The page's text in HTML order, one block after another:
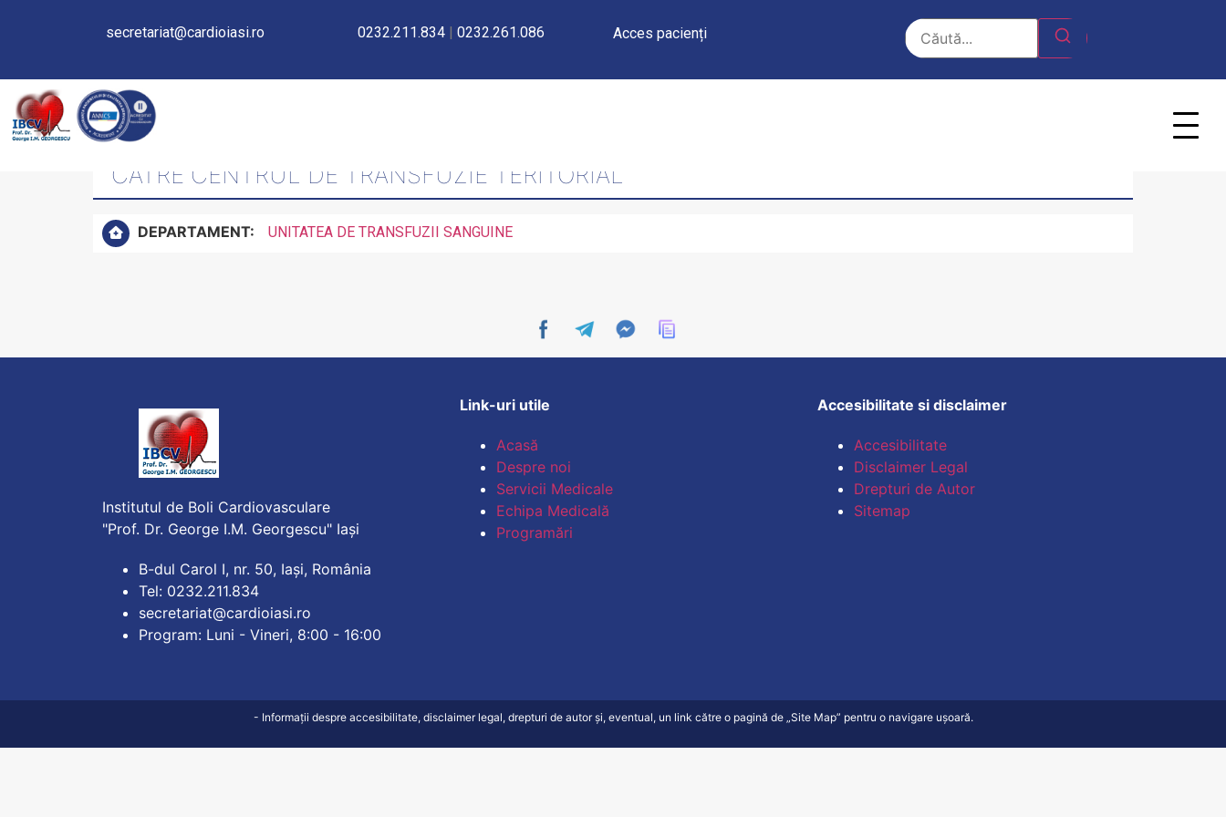
secretariat@cardioiasi.ro 0232.211.834 | 0232.261.086 Acces pacienți
ASIGURĂ RAPORTAREA TUTUROR EVENIMENTELOR LEGATE DE ACTUL TRANSFUZIONAL
CĂTRE CENTRUL DE TRANSFUZIE TERITORIAL
DEPARTAMENT: UNITATEA DE TRANSFUZII SANGUINE
Institutul de Boli Cardiovasculare
"Prof. Dr. George I.M. Georgescu" Iași
B-dul Carol I, nr. 50, Iași, România
Tel: 0232.211.834
secretariat@cardioiasi.ro
Program: Luni - Vineri, 8:00 - 16:00
Link-uri utile
Acasă
Despre noi
Servicii Medicale
Echipa Medicală
Programări
Accesibilitate si disclaimer
Accesibilitate
Disclaimer Legal
Drepturi de Autor
Sitemap
- Informații despre accesibilitate, disclaimer legal, drepturi de autor și, eventual, un link către o pagină de „Site Map” pentru o navigare ușoară.